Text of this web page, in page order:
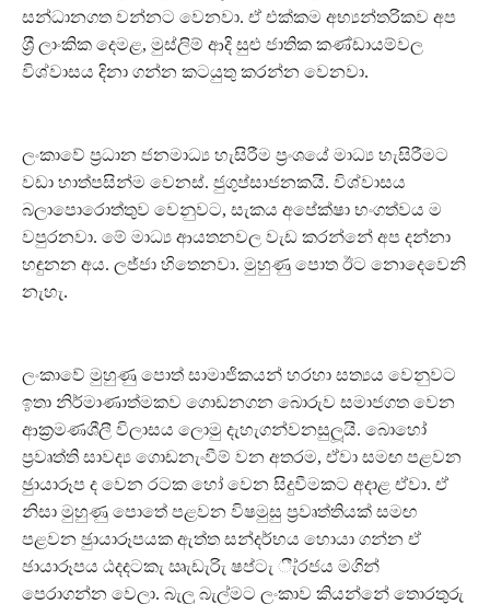
සන්ධානගත වන්නට වෙනවා. ඒ එක්කම අභ්‍යන්තරිකව අප
ශ‍්‍රී ලාංකික දෙමළ, මුස්ලිම් ආදි සුළු ජාතික කණ්ඩායම්වල
විශ්වාසය දිනා ගන්න කටයුතු කරන්න වෙනවා.
ලංකාවේ ප‍්‍රධාන ජනමාධ්‍ය හැසිරීම ප‍්‍රංශයේ මාධ්‍ය හැසිරීමට
වඩා හාත්පසින්ම වෙනස්. ජුගුප්සාජනකයි. විශ්වාසය
බලාපොරොත්තුව වෙනුවට, සැකය අපේක්ෂා භංගත්වය ම
වපුරනවා. මේ මාධ්‍ය ආයතනවල වැඩ කරන්නේ අප දන්නා
හඳුනන අය. ලජ්ජා හිතෙනවා. මුහුණු පොත ඊට නොදෙවෙනි
නැහැ.
ලංකාවේ මුහුණු පොත් සාමාජිකයන් හරහා සත්‍යය වෙනුවට
ඉතා නිර්මාණාත්මකව ගොඩනගන බොරුව සමාජගත වෙන
ආක‍්‍රමණශීලී විලාසය ලොමු දැහැගන්වනසුලූයි. බොහෝ
ප‍්‍රවෘත්ති සාවද්‍ය ගොඩනැංවීම් වන අතරම, ඒවා සමඟ පළවන
ඡුායාරූප ද වෙන රටක හෝ වෙන සිදුවීමකට අදාළ ඒවා. ඒ
නිසා මුහුණු පොතේ පළවන විෂමුසු ප‍්‍රවෘත්තියක් සමඟ
පළවන ඡුායාරූපයක ඇත්ත සන්දර්භය හොයා ගන්න ඒ
ඡායාරූපය ඨදදටකැ ඍැඩැරිැ ෂප්ටැ ීැ්රජය මගින්
පෙරාගන්න වෙලා. බැලූ බැල්මට ලංකාව කියන්නේ තොරතුරු